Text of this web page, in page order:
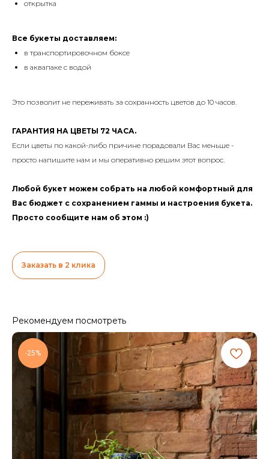
открытка
Все букеты доставляем:
в транспортировочном боксе
в аквапаке с водой
Это позволит не переживать за сохранность цветов до 10 часов.
ГАРАНТИЯ НА ЦВЕТЫ 72 ЧАСА.
Если цветы по какой-либо причине порадовали Вас меньше -
просто напишите нам и мы оперативно решим этот вопрос.
Любой букет можем собрать на любой комфортный для
Вас бюджет с сохранением гаммы и настроения букета.
Просто сообщите нам об этом :)
Заказать в 2 клика
Рекомендуем посмотреть
-25%